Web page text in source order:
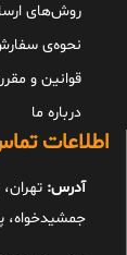
روش‌های
نحوه‌ی
قوانین و
درباره ما
اطلاعات
آدرس:
جمشیدخواه،